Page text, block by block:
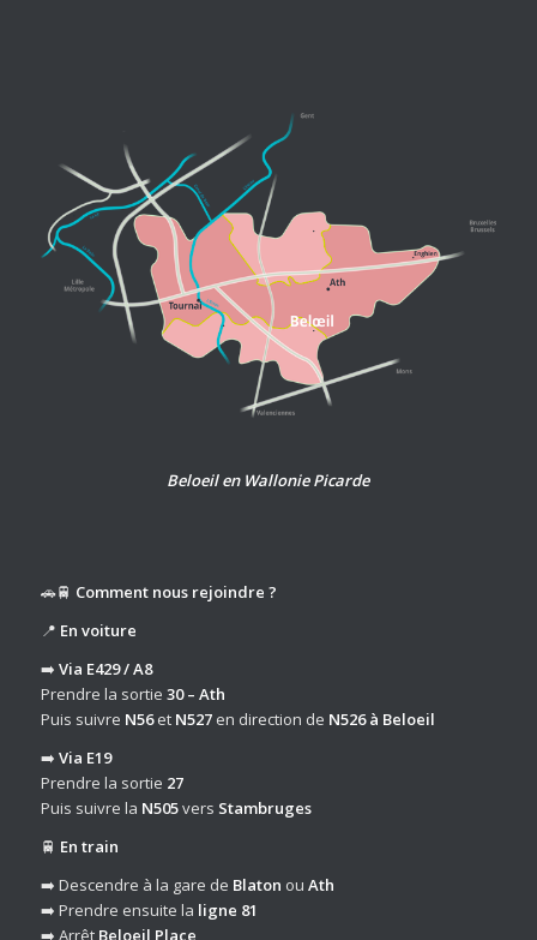
Beloeil en Wallonie Picarde
🚗🚆 Comment nous rejoindre ?
📍 En voiture
➡️ Via E429 / A8
Prendre la sortie 30 – Ath
Puis suivre N56et N527en direction de N526 à Beloeil
➡️ Via E19
Prendre la sortie 27
Puis suivre la N505vers Stambruges
🚆 En train
➡️ Descendre à la gare de Blaton ou Ath
➡️ Prendre ensuite la ligne 81
➡️ Arrêt Beloeil Place